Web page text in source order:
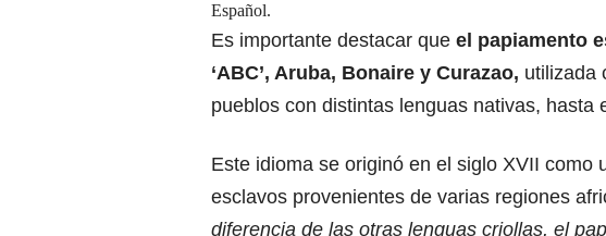
Español.
Es importante destacar que el papiamento
‘ABC’, Aruba, Bonaire y Curazao, utilizada
pueblos con distintas lenguas nativas,
Este idioma se originó en el siglo XVII como
esclavos provenientes de varias regiones
diferencia de las otras lenguas criollas, el